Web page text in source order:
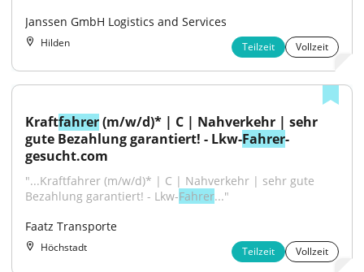
Janssen GmbH Logistics and Services
Hilden Teilzeit Vollzeit
Kraftfahrer (m/w/d)* | C | Nahverkehr | sehr
gute Bezahlung garantiert! - Lkw-Fahrer-
gesucht.com
"...Kraftfahrer (m/w/d)* | C | Nahverkehr | sehr gute
Bezahlung garantiert! - Lkw-Fahrer..."
Faatz Transporte
Höchstadt Teilzeit Vollzeit